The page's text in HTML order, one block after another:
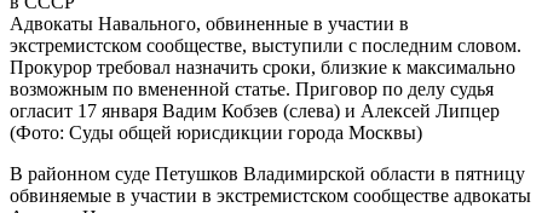
Адвокаты Навального, обвиненные в участии в
экстремистском сообществе, выступили с последним словом.
Прокурор требовал назначить сроки, близкие к максимально
возможным по вмененной статье. Приговор по делу судья
огласит 17 января Вадим Кобзев (слева) и Алексей Липцер
(Фото: Суды общей юрисдикции города Москвы)
В районном суде Петушков Владимирской области в пятницу
обвиняемые в участии в экстремистском сообществе адвокаты